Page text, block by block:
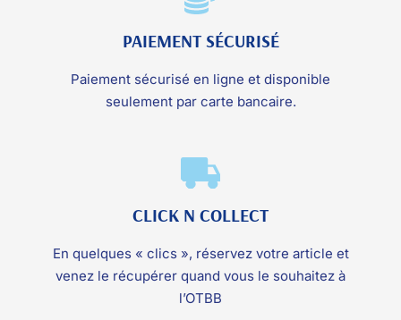
PAIEMENT SÉCURISÉ
Paiement sécurisé en ligne et disponible
seulement par carte bancaire.
CLICK N COLLECT
En quelques « clics », réservez votre article et
venez le récupérer quand vous le souhaitez à
l’OTBB